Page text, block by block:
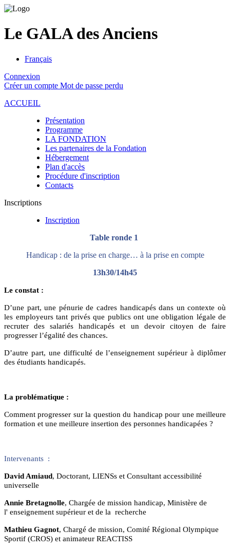
Le GALA des Anciens
Français
Connexion
Créer un compte Mot de passe perdu
ACCUEIL
Présentation
Programme
LA FONDATION
Les partenaires de la Fondation
Hébergement
Plan d'accès
Procédure d'inscription
Contacts
Inscriptions
Inscription
Table ronde 1
Handicap : de la prise en charge… à la prise en compte
13h30/14h45
Le constat :
D’une part, une pénurie de cadres handicapés dans un contexte où
les employeurs tant privés que publics ont une obligation légale de
recruter des salariés handicapés et un devoir citoyen de faire
progresser l’égalité des chances.
D’autre part, une difficulté de l’enseignement supérieur à diplômer
des étudiants handicapés.
La problématique :
Comment progresser sur la question du handicap pour une meilleure
formation et une meilleure insertion des personnes handicapées ?
Intervenants :
David Amiaud, Doctorant, LIENSs et Consultant accessibilité
universelle
Annie Bretagnolle, Chargée de mission handicap, Ministère de
l' enseignement supérieur et de la recherche
Mathieu Gagnot, Chargé de mission, Comité Régional Olympique
Sportif (CROS) et animateur REACTISS